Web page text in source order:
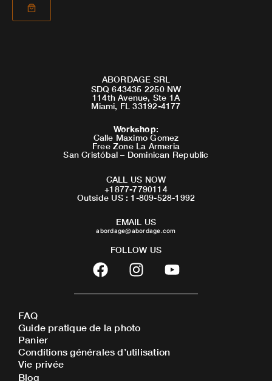
ABORDAGE SRL
SDQ 643435 2250 NW
114th Avenue, Ste 1A
Miami, FL 33192-4177
Workshop:
Calle Maximo Gomez
Free Zone La Armeria
San Cristóbal – Dominican Republic
CALL US NOW
+1877-7790114
Outside US : 1-809-528-1992
EMAIL US
abordage@abordage.com
FOLLOW US
F
a
c
b
o
o
I
n
s
a
g
r
Y
o
u
FAQ
Guide pratique de la photo
Panier
Conditions générales d’utilisation
Vie privée
Blog